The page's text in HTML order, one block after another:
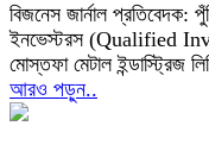
বিজনেস জার্নাল প্রতিবেদক:
ইনভেস্টরস (Qualified
মোস্তফা মেটাল ইন্ডাস্ট্রিজ
আরও পড়ুন..